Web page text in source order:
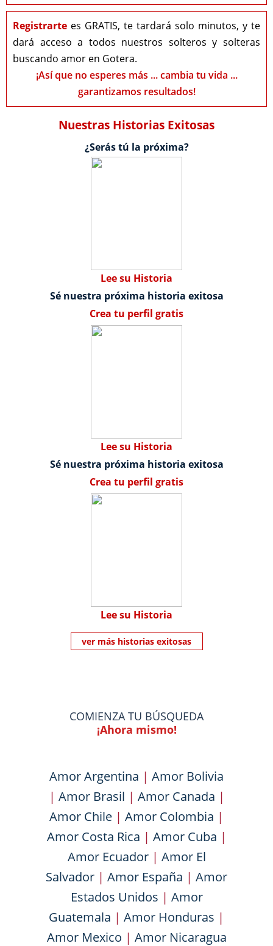
Registrarte es GRATIS, te tardará solo minutos, y te
dará acceso a todos nuestros solteros y solteras
buscando amor en Gotera.
¡Así que no esperes más ... cambia tu vida ...
garantizamos resultados!
Nuestras Historias Exitosas
¿Serás tú la próxima?
Lee su Historia
Sé nuestra próxima historia exitosa
Crea tu perfil gratis
Lee su Historia
Sé nuestra próxima historia exitosa
Crea tu perfil gratis
Lee su Historia
ver más historias exitosas
COMIENZA TU BÚSQUEDA
¡Ahora mismo!
Amor Argentina | Amor Bolivia
| Amor Brasil | Amor Canada |
Amor Chile | Amor Colombia |
Amor Costa Rica | Amor Cuba |
Amor Ecuador| Amor El
Salvador | Amor España | Amor
Estados Unidos | Amor
Guatemala | Amor Honduras |
Amor Mexico | Amor Nicaragua